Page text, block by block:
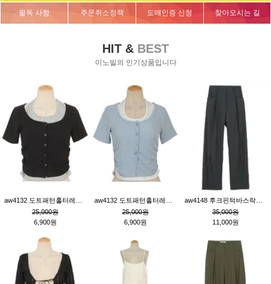
필독 사항 주문취소정책 도매인증 신청 찾아오시는 길
HIT & BEST
이노빌의 인기상품입니다
25,000원
6,900원
25,000원
6,900원
35,000원
11,000원